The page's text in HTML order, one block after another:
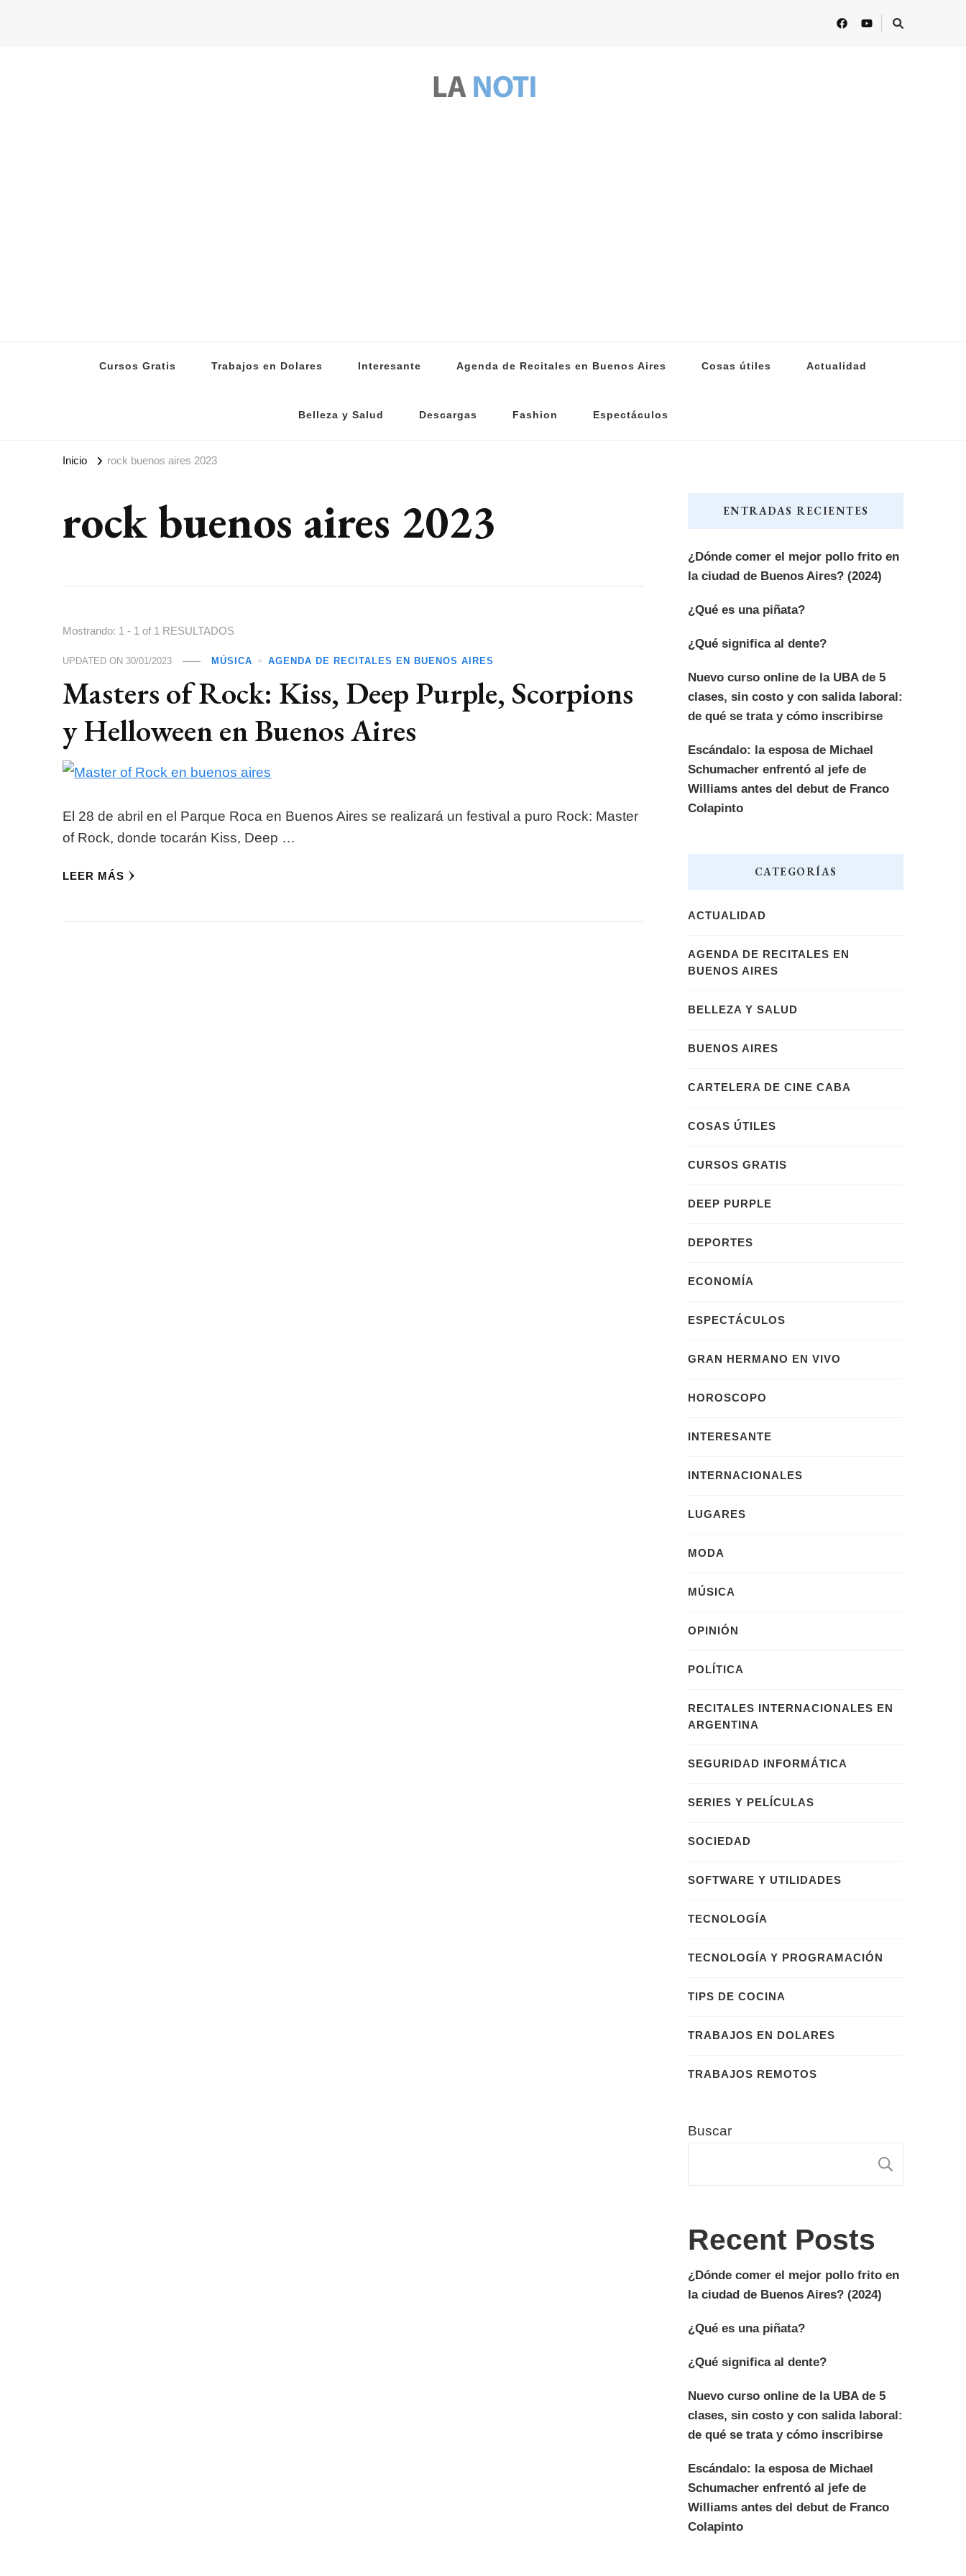
Cursos Gratis Trabajos en Dolares Interesante Agenda de Recitales en Buenos Aires Cosas útiles Actualidad
Belleza y Salud Descargas Fashion Espectáculos
Inicio rock buenos aires 2023
rock buenos aires 2023
Mostrando: 1 - 1 of 1 RESULTADOS
UPDATED ON 30/01/2023 MÚSICA AGENDA DE RECITALES EN BUENOS AIRES
Masters of Rock: Kiss, Deep Purple, Scorpions
y Helloween en Buenos Aires
El 28 de abril en el Parque Roca en Buenos Aires se realizará un festival a puro Rock: Master
of Rock, donde tocarán Kiss, Deep …
LEER MÁS
ENTRADAS RECIENTES
¿Dónde comer el mejor pollo frito en
la ciudad de Buenos Aires? (2024)
¿Qué es una piñata?
¿Qué significa al dente?
Nuevo curso online de la UBA de 5
clases, sin costo y con salida laboral:
de qué se trata y cómo inscribirse
Escándalo: la esposa de Michael
Schumacher enfrentó al jefe de
Williams antes del debut de Franco
Colapinto
CATEGORÍAS
ACTUALIDAD
AGENDA DE RECITALES EN
BUENOS AIRES
BELLEZA Y SALUD
BUENOS AIRES
CARTELERA DE CINE CABA
COSAS ÚTILES
CURSOS GRATIS
DEEP PURPLE
DEPORTES
ECONOMÍA
ESPECTÁCULOS
GRAN HERMANO EN VIVO
HOROSCOPO
INTERESANTE
INTERNACIONALES
LUGARES
MODA
MÚSICA
OPINIÓN
POLÍTICA
RECITALES INTERNACIONALES EN
ARGENTINA
SEGURIDAD INFORMÁTICA
SERIES Y PELÍCULAS
SOCIEDAD
SOFTWARE Y UTILIDADES
TECNOLOGÍA
TECNOLOGÍA Y PROGRAMACIÓN
TIPS DE COCINA
TRABAJOS EN DOLARES
TRABAJOS REMOTOS
Buscar
Recent Posts
¿Dónde comer el mejor pollo frito en
la ciudad de Buenos Aires? (2024)
¿Qué es una piñata?
¿Qué significa al dente?
Nuevo curso online de la UBA de 5
clases, sin costo y con salida laboral:
de qué se trata y cómo inscribirse
Escándalo: la esposa de Michael
Schumacher enfrentó al jefe de
Williams antes del debut de Franco
Colapinto